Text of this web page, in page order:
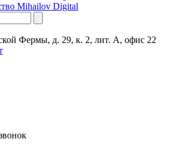
Фермы, д. 29, к. 2, лит. А, офис 22